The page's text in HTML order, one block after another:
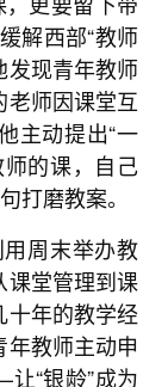
解西部“教师
发现青年教师
老师因课堂互
主动提出“一
的课，自己
打磨教案。
周末举办教
课堂管理到课
十年的教学经
教师主动申
“银龄”成为